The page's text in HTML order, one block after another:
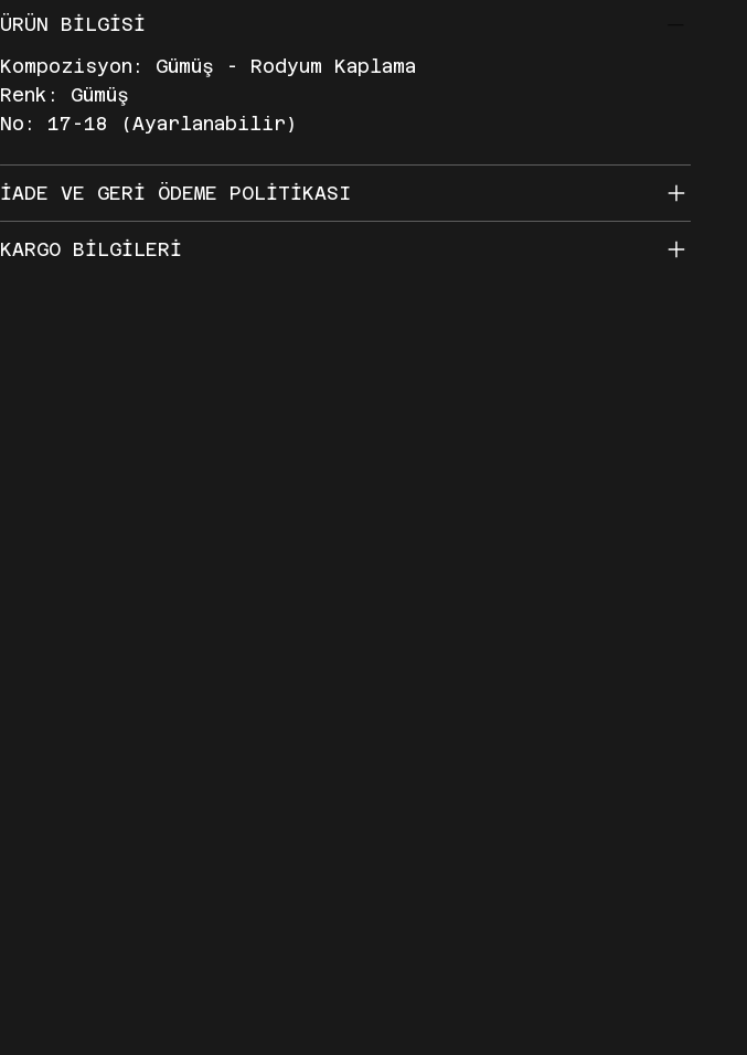
ÜRÜN BİLGİSİ
Kompozisyon: Gümüş - Rodyum Kaplama
Renk: Gümüş
No: 17-18 (Ayarlanabilir)
İADE VE GERİ ÖDEME POLİTİKASI
KARGO BİLGİLERİ